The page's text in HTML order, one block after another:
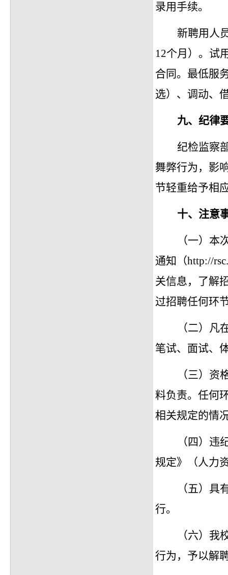
录用手续。
新聘用人
12个月）。试
合同。最低服
选）、调动、
九、 纪律
纪检监察
舞弊行为，影
节轻重给予相
十、 注意
（一）
通知（http://
关信息，了解
过招聘任何环
（二）
笔试、面试、
（三）
料负责。任何
相关规定的情
（四）
规定》（人力
（五）
行。
（六）我
行为，予以解